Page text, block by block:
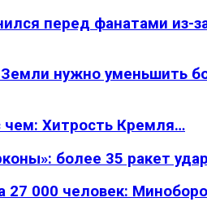
перед фанатами из-
нужно уменьшить
чем: Хитрость Кремля…
более 35 ракет
27 000 человек: